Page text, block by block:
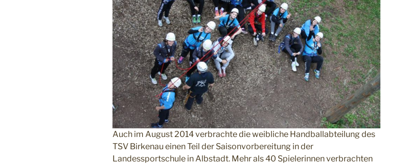
Auch im August 2014 verbrachte die weibliche Handballabteilung des
TSV Birkenau einen Teil der Saisonvorbereitung in der
Landessportschule in Albstadt. Mehr als 40 Spielerinnen verbrachten